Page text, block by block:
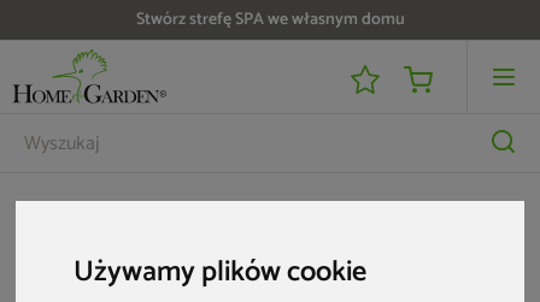
Używamy plików cookie
Stwórz strefę SPA we własnym domu
Architektura ogrodowa Pergole ogrodowe Pergole Schatler Modern
Pergole Schatler Modern